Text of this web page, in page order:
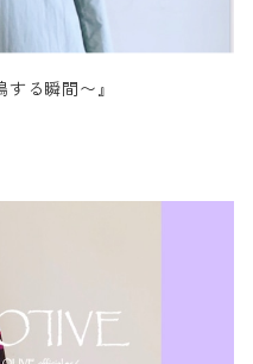
する瞬間〜』